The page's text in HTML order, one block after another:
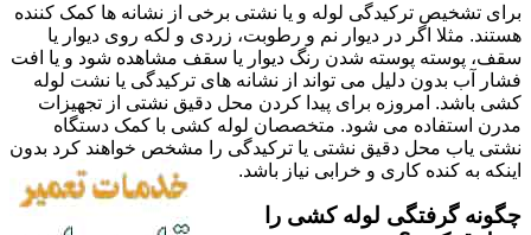
برای تشخیص ترکیدگی لوله و یا نشتی برخی از نشانه ها کمک کننده
هستند. مثلا اگر در دیوار نم و رطوبت، زردی و لکه روی دیوار یا
سقف، پوسته پوسته شدن رنگ دیوار یا سقف مشاهده شود و یا افت
فشار آب بدون دلیل می تواند از نشانه های ترکیدگی یا نشت لوله
کشی باشد. امروزه برای پیدا کردن محل دقیق نشتی از تجهیزات
مدرن استفاده می شود. متخصصان لوله کشی با کمک دستگاه
نشتی یاب محل دقیق نشتی یا ترکیدگی را مشخص خواهند کرد بدون
اینکه به کنده کاری و خرابی نیاز باشد.
چگونه گرفتگی لوله کشی را